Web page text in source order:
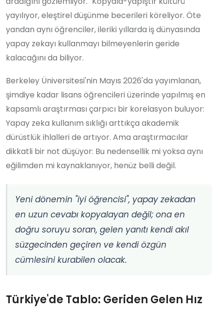
yayılıyor, eleştirel düşünme becerileri köreliyor. Öte
yandan aynı öğrenciler, ileriki yıllarda iş dünyasında
yapay zekayı kullanmayı bilmeyenlerin geride
kalacağını da biliyor.
Berkeley Üniversitesi'nin Mayıs 2026'da yayımlanan,
şimdiye kadar lisans öğrencileri üzerinde yapılmış en
kapsamlı araştırması çarpıcı bir korelasyon buluyor:
Yapay zeka kullanım sıklığı arttıkça akademik
dürüstlük ihlalleri de artıyor. Ama araştırmacılar
dikkatli bir not düşüyor: Bu nedensellik mi yoksa aynı
eğilimden mi kaynaklanıyor, henüz belli değil.
Yeni dönemin "iyi öğrencisi", yapay zekadan
en uzun cevabı kopyalayan değil; ona en
doğru soruyu soran, gelen yanıtı kendi akıl
süzgecinden geçiren ve kendi özgün
cümlesini kurabilen olacak.
Türkiye'de Tablo: Geriden Gelen Hız